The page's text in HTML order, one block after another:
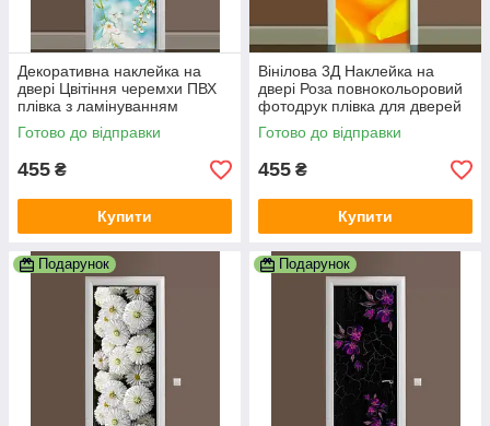
Декоративна наклейка на
двері Цвітіння черемхи ПВХ
плівка з ламінуванням
600х1800 мм квіти Блакитний
Готово до відправки
455 ₴
Купити
Вінілова 3Д Наклейка на
двері Роза повнокольоровий
фотодрук плівка для дверей
декор 600х1800 мм жовта
квіти
Готово до відправки
455 ₴
Купити
Подарунок Подарунок